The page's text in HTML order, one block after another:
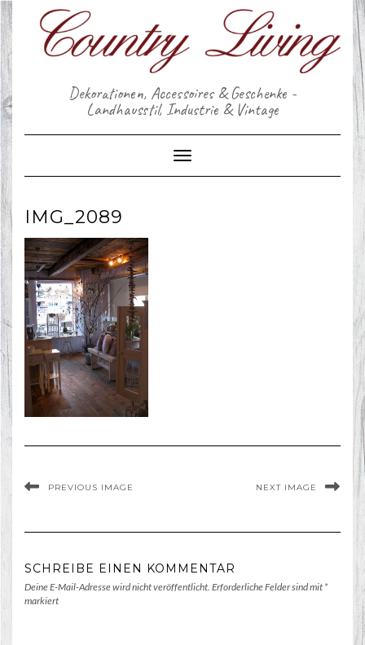
Skip
to
content
Dekorationen, Accessoires & Geschenke -
Landhausstil, Industrie & Vintage
Toggle Navigation
IMG_2089
PREVIOUS IMAGE NEXT IMAGE
SCHREIBE EINEN KOMMENTAR
Deine E-Mail-Adresse wird nicht veröffentlicht. Erforderliche Felder sind mit *
markiert